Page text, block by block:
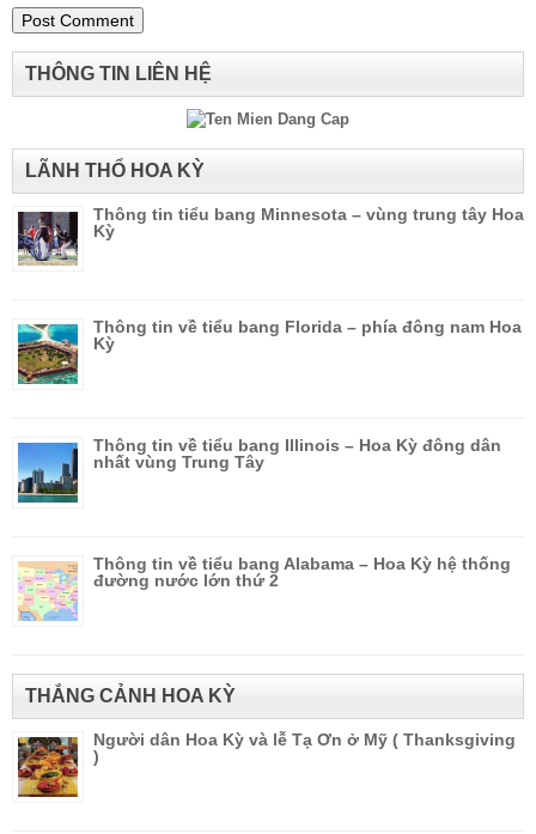
THÔNG TIN LIÊN HỆ
LÃNH THỔ HOA KỲ
Thông tin tiểu bang Minnesota – vùng trung tây Hoa
Kỳ
Thông tin về tiểu bang Florida – phía đông nam Hoa
Kỳ
Thông tin về tiểu bang Illinois – Hoa Kỳ đông dân
nhất vùng Trung Tây
Thông tin về tiểu bang Alabama – Hoa Kỳ hệ thống
đường nước lớn thứ 2
THẮNG CẢNH HOA KỲ
Người dân Hoa Kỳ và lễ Tạ Ơn ở Mỹ ( Thanksgiving
)